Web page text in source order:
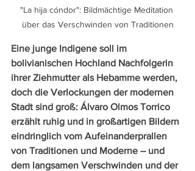
"La hija cóndor": Bildmächtige Meditation
über das Verschwinden von Traditionen
Eine junge Indigene soll im
bolivianischen Hochland Nachfolgerin
ihrer Ziehmutter als Hebamme werden,
doch die Verlockungen der modernen
Stadt sind groß: Álvaro Olmos Torrico
erzählt ruhig und in großartigen Bildern
eindringlich vom Aufeinanderprallen
von Traditionen und Moderne – und
dem langsamen Verschwinden und der